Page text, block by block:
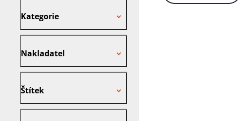
Kategorie
Nakladatel
Štítek